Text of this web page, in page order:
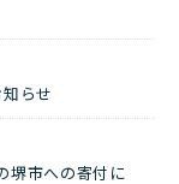
らせ
堺市への寄付に